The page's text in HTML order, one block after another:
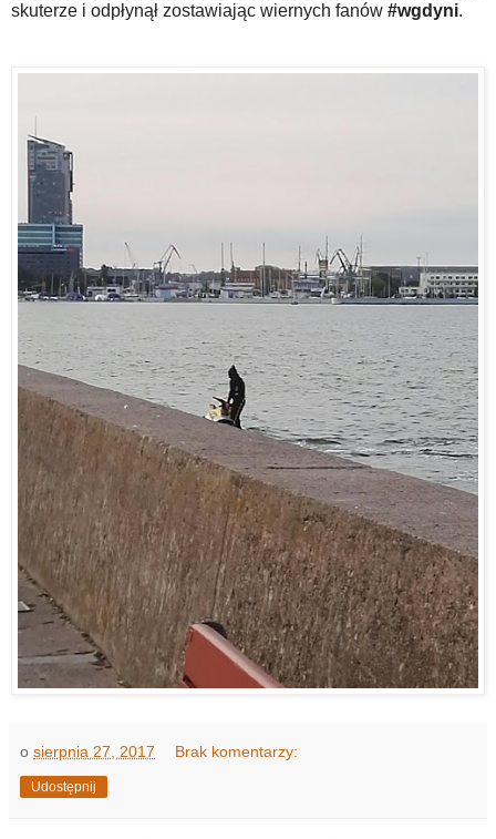
skuterze i odpłynął zostawiając wiernych fanów #wgdyni.
o sierpnia 27, 2017 Brak komentarzy:
Udostępnij